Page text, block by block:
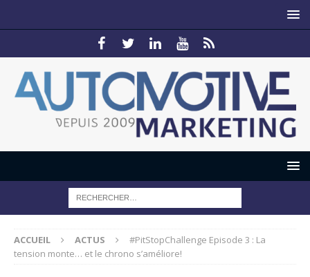
ACCUEIL ACTUS
#PitStopChallenge Episode 3 : La
tension monte… et le chrono s’améliore!